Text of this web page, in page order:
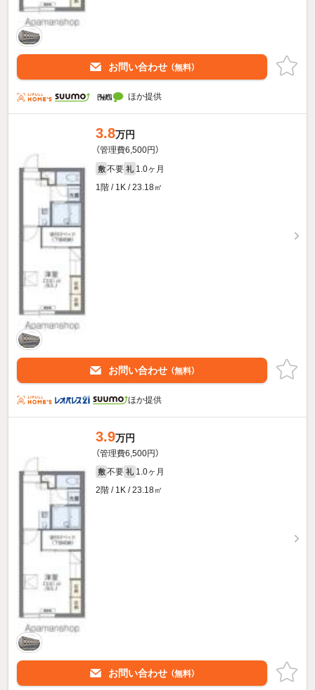
お問い合わせ （無料）
ほか提供
3.8万円
（管理費6,500円）
敷 不要 礼 1.0ヶ月
1階 / 1K / 23.18㎡
お問い合わせ （無料）
ほか提供
3.9万円
（管理費6,500円）
敷 不要 礼 1.0ヶ月
2階 / 1K / 23.18㎡
お問い合わせ （無料）